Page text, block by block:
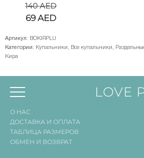
140AED
69 AED
Артикул: BOKIRPLU
Категории: Купальники Все купальники
Кира
LOVE
О НАС
ДОСТАВКА И ОПЛАТА
ТАБЛИЦА РАЗМЕРОВ
ОБМЕН И ВОЗВРАТ